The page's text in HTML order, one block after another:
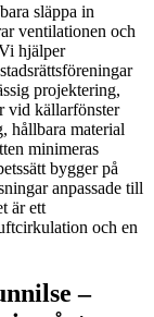
släppa in
ventilationen och
hjälper
projektering,
vid källarfönster
hållbara material
minimeras
bygger på
anpassade till
är ett
och en
–